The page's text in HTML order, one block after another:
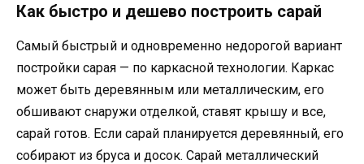
Как быстро и дешево построить сарай
Самый быстрый и одновременно недорогой вариант
постройки сарая — по каркасной технологии. Каркас
может быть деревянным или металлическим, его
обшивают снаружи отделкой, ставят крышу и все,
сарай готов. Если сарай планируется деревянный, его
собирают из бруса и досок. Сарай металлический